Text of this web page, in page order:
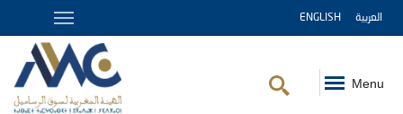
ENGLISH العربية
Menu